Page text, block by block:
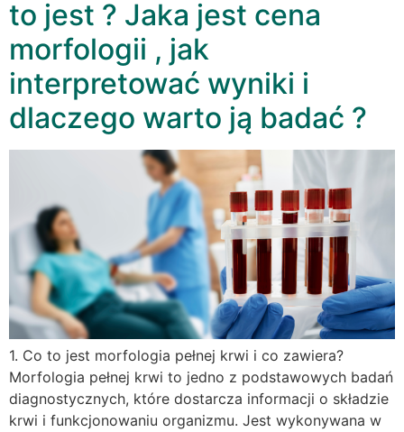
to jest ? Jaka jest cena
morfologii , jak
interpretować wyniki i
dlaczego warto ją badać ?
1. Co to jest morfologia pełnej krwi i co zawiera?
Morfologia pełnej krwi to jedno z podstawowych badań
diagnostycznych, które dostarcza informacji o składzie
krwi i funkcjonowaniu organizmu. Jest wykonywana w